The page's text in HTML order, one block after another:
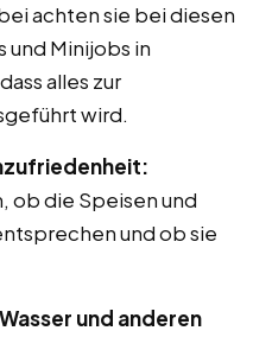
achten sie bei diesen
Minijobs in
alles zur
wird.
ob die Speisen und
und ob sie
und anderen